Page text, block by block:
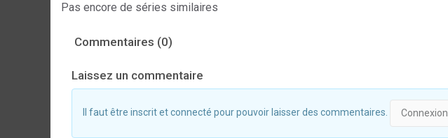
Pas encore de séries similaires
Commentaires (0)
Laissez un commentaire
Il faut être inscrit et connecté pour pouvoir laisser des commentaires. Connexion